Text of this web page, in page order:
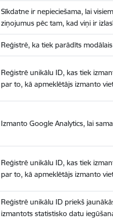
Sīkdatne ir nepieciešama, lai
ziņojumus pēc tam, kad viņi ir
Reģistrē, ka tiek parādīts
Reģistrē unikālu ID, kas tiek
par to, kā apmeklētājs izmanto
Izmanto Google Analytics, lai
Reģistrē unikālu ID, kas tiek
par to, kā apmeklētājs izmanto
Reģistrē unikālu ID priekš
izmantots statistisko datu